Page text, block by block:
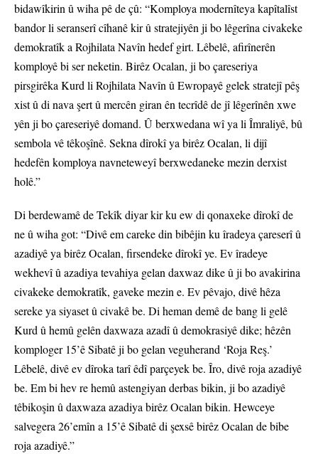
bidawîkirin û wiha pê de çû: “Komploya modernîteya kapîtalîst
bandor li seranserî cîhanê kir û stratejiyên ji bo lêgerîna civakeke
demokratîk a Rojhilata Navîn hedef girt. Lêbelê, afirînerên
komployê bi ser neketin. Birêz Ocalan, ji bo çareseriya
pirsgirêka Kurd li Rojhilata Navîn û Ewropayê gelek stratejî pêş
xist û di nava şert û mercên giran ên tecrîdê de jî lêgerînên xwe
yên ji bo çareseriyê domand. Û berxwedana wî ya li Îmraliyê, bû
sembola vê têkoşînê. Sekna dîrokî ya birêz Ocalan, li dijî
hedefên komploya navneteweyî berxwedaneke mezin derxist
holê.”
Di berdewamê de Tekîk diyar kir ku ew di qonaxeke dîrokî de
ne û wiha got: “Divê em careke din bibêjin ku îradeya çareserî û
azadiyê ya birêz Ocalan, firsendeke dîrokî ye. Ev îradeye
wekhevî û azadiya tevahiya gelan daxwaz dike û ji bo avakirina
civakeke demokratîk, gaveke mezin e. Ev pêvajo, divê hêza
sereke ya siyaset û civakê be. Di heman demê de bang li gelê
Kurd û hemû gelên daxwaza azadî û demokrasiyê dike; hêzên
komploger 15’ê Sibatê ji bo gelan veguherand ‘Roja Reş.’
Lêbelê, divê ev dîroka tarî êdî parçeyek be. Îro, divê roja azadiyê
be. Em bi hev re hemû astengiyan derbas bikin, ji bo azadiyê
têbikoşin û daxwaza azadiya birêz Ocalan bikin. Hewceye
salvegera 26’emîn a 15’ê Sibatê di şexsê birêz Ocalan de bibe
roja azadiyê.”